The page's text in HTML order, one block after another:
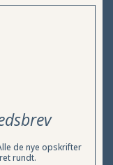
de nye opskrifter
rundt.